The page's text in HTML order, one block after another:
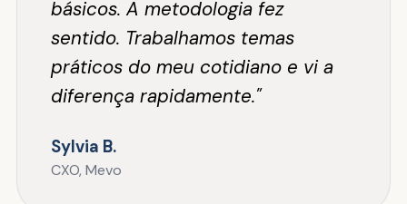
básicos. A metodologia fez
sentido. Trabalhamos temas
práticos do meu cotidiano e vi a
diferença rapidamente."
Sylvia B.
CXO, Mevo